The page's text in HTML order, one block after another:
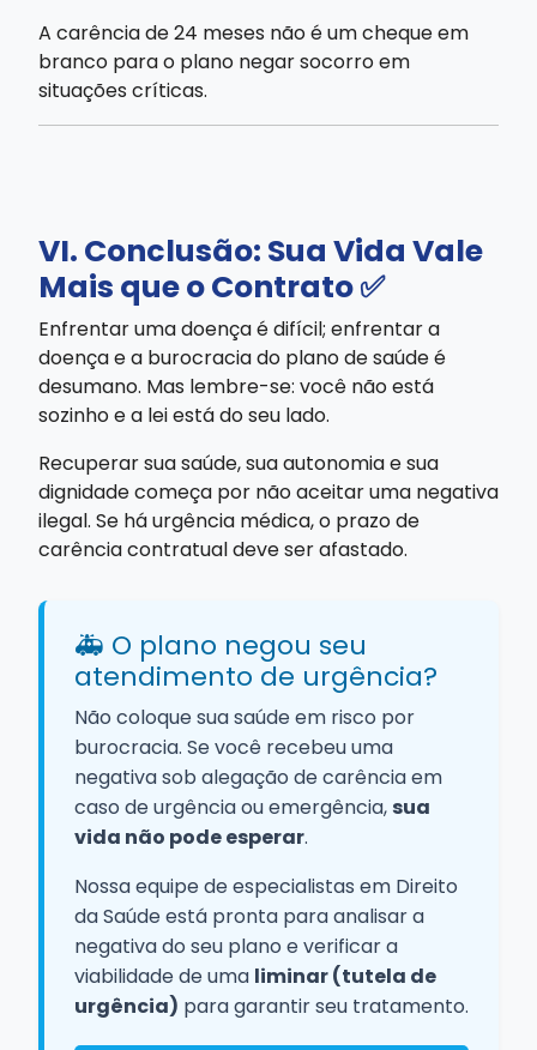
A carência de 24 meses não é um cheque em
branco para o plano negar socorro em
situações críticas.
VI. Conclusão: Sua Vida Vale
Mais que o Contrato ✅
Enfrentar uma doença é difícil; enfrentar a
doença e a burocracia do plano de saúde é
desumano. Mas lembre-se: você não está
sozinho e a lei está do seu lado.
Recuperar sua saúde, sua autonomia e sua
dignidade começa por não aceitar uma negativa
ilegal. Se há urgência médica, o prazo de
carência contratual deve ser afastado.
🚑 O plano negou seu
atendimento de urgência?
Não coloque sua saúde em risco por
burocracia. Se você recebeu uma
negativa sob alegação de carência em
caso de urgência ou emergência, sua
vida não pode esperar.
Nossa equipe de especialistas em Direito
da Saúde está pronta para analisar a
negativa do seu plano e verificar a
viabilidade de uma liminar (tutela de
urgência) para garantir seu tratamento.